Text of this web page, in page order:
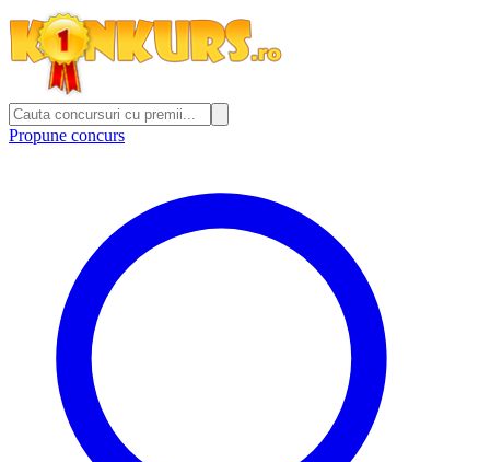
Propune concurs